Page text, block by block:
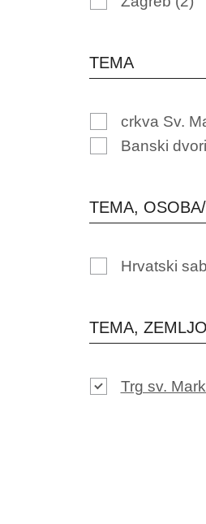
TEMA
crkva Sv.
Banski dvori
TEMA,
Hrvatski
TEMA,
Trg sv.